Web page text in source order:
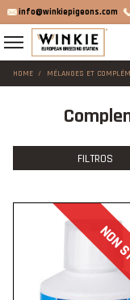
info@winkiepigeons.com
HOME MÉLANGES ET
FILTROS